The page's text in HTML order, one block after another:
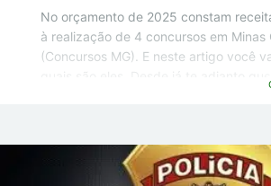
No orçamento de 2025 constam
à realização de 4 concursos em Minas
(Concursos MG). E neste artigo você
Minas Gerais? Em 2025 devemos ter a
pelo menos 4 concursos em Minas